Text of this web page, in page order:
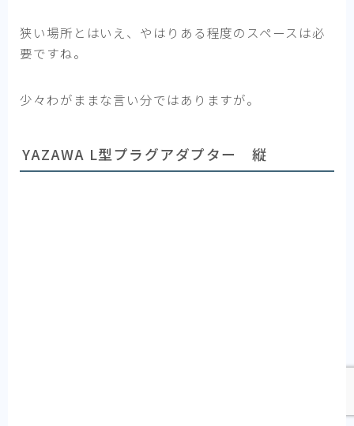
狭い場所とはいえ、やはりある程度のスペースは必
要ですね。
少々わがままな言い分ではありますが。
YAZAWA L型プラグアダプター 縦